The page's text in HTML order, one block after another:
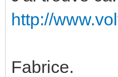
http://
Fabrice.